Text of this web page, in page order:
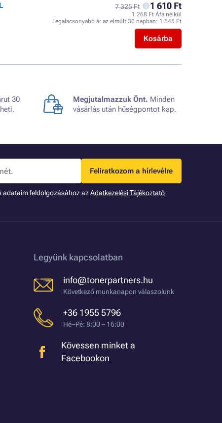
7 325 Ft 1 610 Ft
1 268 Ft Áfa nélkül
Legalacsonyabb ár az elmúlt 30 napban: 1 545 Ft
Kosárba
30
Megjutalmazzuk Önt. Minden
vásárlás után hűségpontot kap.
Feliratkozom a hírlevélre
adataim feldolgozásához azAdatkezelési Tájékoztató
Legyünk kapcsolatban
info@tonerpartners.hu
Következő munkanapon válaszolunk
+36 1955 5796
Hé–Pé: 8:00 – 16:00
Kövessen minket a
Facebookon